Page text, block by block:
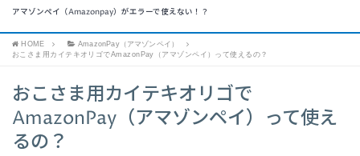
アマゾンペイ（Amazonpay）がエラーで使えない！？
HOME
AmazonPay（アマゾンペイ）
おこさま用カイテキオリゴでAmazonPay（アマゾンペイ）って使えるの？
おこさま用カイテキオリゴで
AmazonPay（アマゾンペイ）って使え
るの？